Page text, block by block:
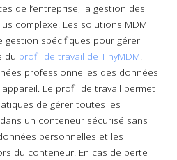
de l’entreprise, la gestion des
complexe. Les solutions MDM
gestion spécifiques pour gérer
du profil de travail de TinyMDM . Il
professionnelles des données
Le profil de travail permet
de gérer toutes les
un conteneur sécurisé sans
personnelles et les
du conteneur. En cas de perte